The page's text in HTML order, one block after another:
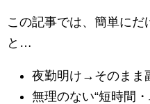
この記事では、簡単にだ
と…
夜勤明け→そのまま
無理のない“短時間